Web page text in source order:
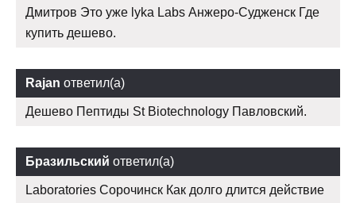
Дмитров Это уже lyka Labs Анжеро-Судженск Где
купить дешево.
Rajan ответил(а)
Дешево Пептиды St Biotechnology Павловский.
Бразильский ответил(а)
Laboratories Сорочинск Как долго длится действие